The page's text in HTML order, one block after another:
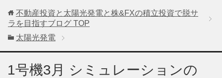
不動産投資と太陽光発電と株&FXの積立投資で脱サ
ラを目指すブログ TOP
太陽光発電
1号機3月 シミュレーションの